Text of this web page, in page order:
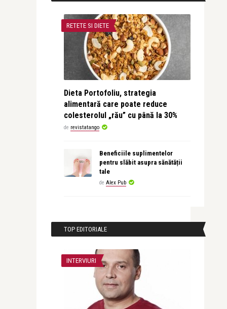
RETETE SI DIETE
Dieta Portofoliu, strategia
alimentară care poate reduce
colesterolul „rău” cu până la 30%
de revistatango
Beneficiile suplimentelor
pentru slăbit asupra sănătății
tale
de Alex Pub
TOP EDITORIALE
INTERVIURI